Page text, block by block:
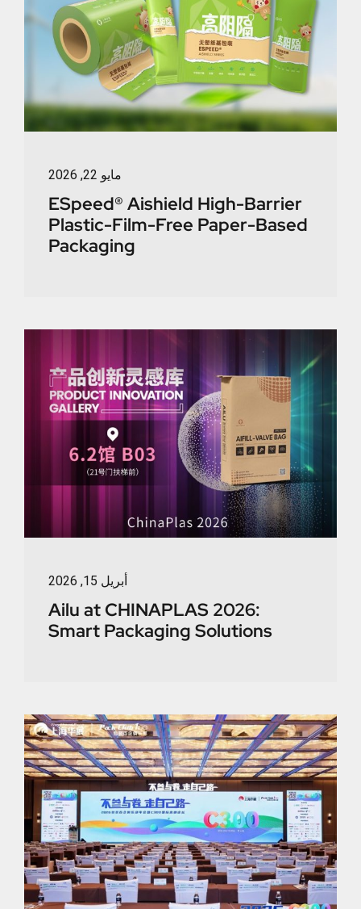
مايو 22, 2026
ESpeed® Aishield High-Barrier
Plastic-Film-Free Paper-Based
Packaging
أبريل 15, 2026
Ailu at CHINAPLAS 2026:
Smart Packaging Solutions